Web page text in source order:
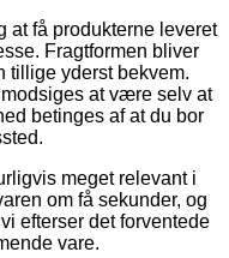
at få produkterne leveret
Fragtformen bliver
tillige yderst bekvem.
at være selv at
betinges af at du bor
meget relevant i
om få sekunder, og
efterser det forventede
vare.